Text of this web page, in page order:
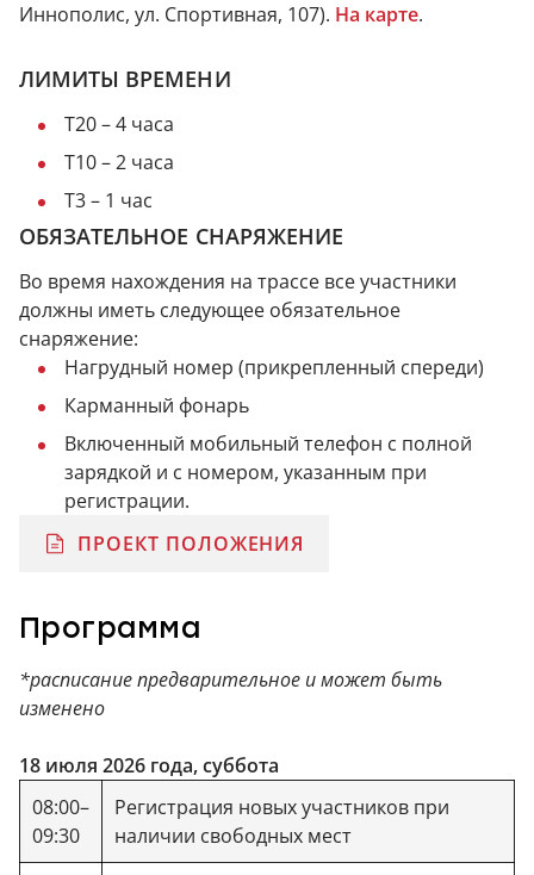
Иннополис, ул. Спортивная, 107). На карте.
ЛИМИТЫ ВРЕМЕНИ
Т20 – 4 часа
Т10 – 2 часа
Т3 – 1 час
ОБЯЗАТЕЛЬНОЕ СНАРЯЖЕНИЕ
Во время нахождения на трассе все участники
должны иметь следующее обязательное
снаряжение:
Нагрудный номер (прикрепленный спереди)
Карманный фонарь
Включенный мобильный телефон с полной
зарядкой и с номером, указанным при
регистрации.
ПРОЕКТ ПОЛОЖЕНИЯ
Программа
*расписание предварительное и может быть
изменено
18 июля 2026 года, суббота
08:00–
09:30
Регистрация новых участников при
наличии свободных мест